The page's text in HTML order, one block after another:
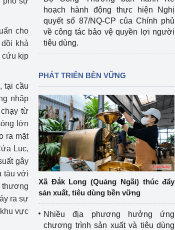
cho
khả
cứu kịp
tại cầu
nhập
từ
lớn
ra mặt
Lục,
gây
tàu với
ra sự
vực
hoạch hành động thực hiện Nghị
quyết số 87/NQ-CP của Chính phủ
về công tác bảo vệ quyền lợi người
tiêu dùng.
PHÁT TRIỂN BỀN VỮNG
Xã Đắk Long (Quảng Ngãi) thúc đẩy
sản xuất, tiêu dùng bền vững
Nhiều địa phương hưởng ứng
chương trình sản xuất và tiêu dùng